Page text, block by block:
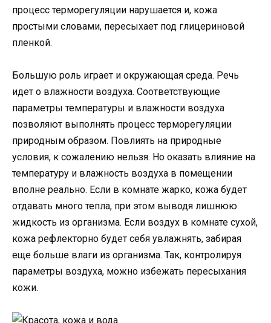
процесс терморегуляции нарушается и, кожа
простыми словами, пересыхает под глицериновой
пленкой.
Большую роль играет и окружающая среда. Речь
идет о влажности воздуха. Соответствующие
параметры температуры и влажности воздуха
позволяют выполнять процесс терморегуляции
природным образом. Повлиять на природные
условия, к сожалению нельзя. Но оказать влияние на
температуру и влажность воздуха в помещении
вполне реально. Если в комнате жарко, кожа будет
отдавать много тепла, при этом выводя лишнюю
жидкость из организма. Если воздух в комнате сухой,
кожа рефлекторно будет себя увлажнять, забирая
еще больше влаги из организма. Так, контролируя
параметры воздуха, можно избежать пересыхания
кожи.